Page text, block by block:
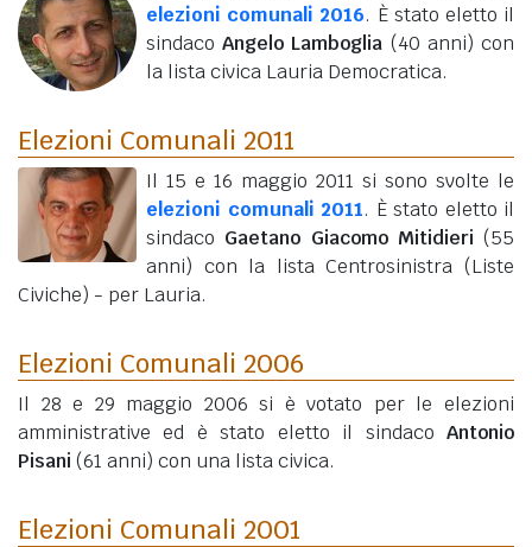
elezioni comunali 2016. È stato eletto il
sindacoAngelo Lamboglia (40 anni) con
la lista civica Lauria Democratica.
Elezioni Comunali 2011
Il 15 e 16 maggio 2011 si sono svolte le
elezioni comunali 2011. È stato eletto il
sindaco Gaetano Giacomo Mitidieri (55
anni) con la lista Centrosinistra (Liste
Civiche) - per Lauria.
Elezioni Comunali 2006
Il 28 e 29 maggio 2006 si è votato per le elezioni
amministrative ed è stato eletto il sindaco Antonio
Pisani (61 anni) con una lista civica.
Elezioni Comunali 2001